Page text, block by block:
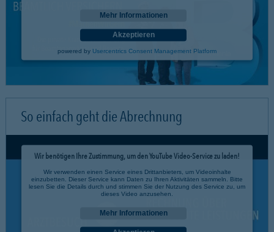
Mehr Informationen
Akzeptieren
powered by Usercentrics Consent Management Platform
So einfach geht die Abrechnung
Wir benötigen Ihre Zustimmung, um den YouTube Video-Service zu laden!
Wir verwenden einen Service eines Drittanbieters, um Videoinhalte
einzubetten. Dieser Service kann Daten zu Ihren Aktivitäten sammeln. Bitte
lesen Sie die Details durch und stimmen Sie der Nutzung des Service zu, um
dieses Video anzusehen.
Mehr Informationen